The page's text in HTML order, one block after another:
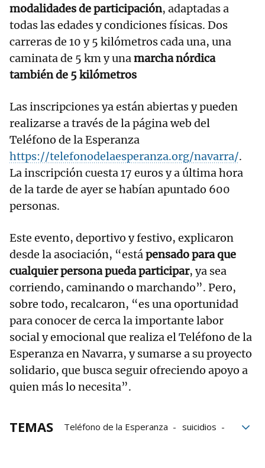
modalidades de participación, adaptadas a
todas las edades y condiciones físicas. Dos
carreras de 10 y 5 kilómetros cada una, una
caminata de 5 km y unamarcha nórdica
también de 5 kilómetros
Las inscripciones ya están abiertas y pueden
realizarse a través de la página web del
Teléfono de la Esperanza
https://telefonodelaesperanza.org/navarra/.
La inscripción cuesta 17 euros y a última hora
de la tarde de ayer se habían apuntado 600
personas.
Este evento, deportivo y festivo, explicaron
desde la asociación, “estápensado para que
cualquier persona pueda participar, ya sea
corriendo, caminando o marchando”. Pero,
sobre todo, recalcaron, “es una oportunidad
para conocer de cerca la importante labor
social y emocional que realiza el Teléfono de la
Esperanza en Navarra, y sumarse a su proyecto
solidario, que busca seguir ofreciendo apoyo a
quien más lo necesita”.
TEMAS Teléfono de la Esperanza
suicidios